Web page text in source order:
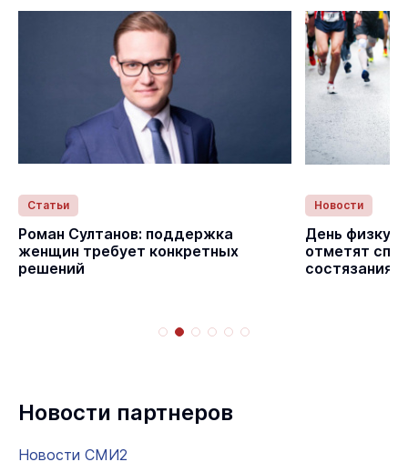
Статьи
Роман Султанов: поддержка
женщин требует конкретных
решений
Новости
День
отметят
Новости партнеров
Новости СМИ2